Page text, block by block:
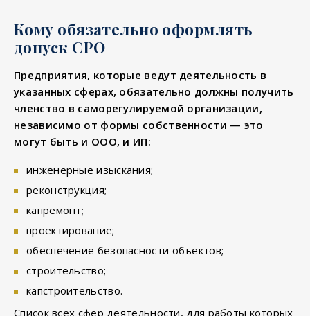
Кому обязательно оформлять
допуск СРО
Предприятия, которые ведут деятельность в
указанных сферах, обязательно должны получить
членство в саморегулируемой организации,
независимо от формы собственности — это
могут быть и ООО, и ИП:
инженерные изыскания;
реконструкция;
капремонт;
проектирование;
обеспечение безопасности объектов;
строительство;
капстроительство.
Список всех сфер деятельности, для работы которых